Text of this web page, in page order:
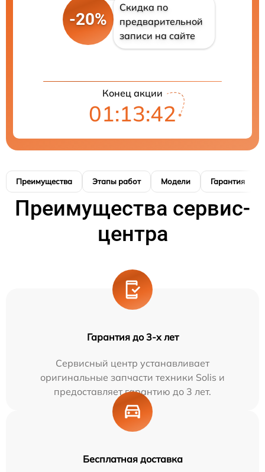
-20%
Скидка по
предварительной
записи на сайте
Конец акции
01:13:41
Преимущества Этапы работ Модели Гарантия
Преимущества сервис-
центра
Гарантия до 3-х лет
Сервисный центр устанавливает
оригинальные запчасти техники Solis и
предоставляет гарантию до 3 лет.
Бесплатная доставка